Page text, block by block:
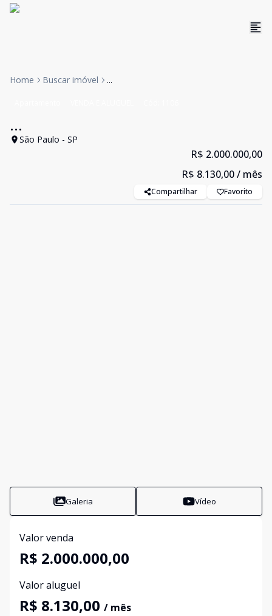
Home Buscar imóvel ...
...
São Paulo - SP
R$ 2.000.000,00
R$ 8.130,00/ mês
Compartilhar Favorito
Galeria Vídeo
Valor venda
R$ 2.000.000,00
Valor aluguel
R$ 8.130,00 / mês